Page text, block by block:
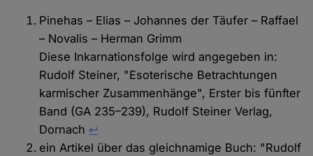
Pinehas – Elias – Johannes der Täufer – Raffael
– Novalis – Herman Grimm
Diese Inkarnationsfolge wird angegeben in:
Rudolf Steiner, "Esoterische Betrachtungen
karmischer Zusammenhänge", Erster bis fünfter
Band (GA 235–239), Rudolf Steiner Verlag,
Dornach ↩
ein Artikel über das gleichnamige Buch: "Rudolf